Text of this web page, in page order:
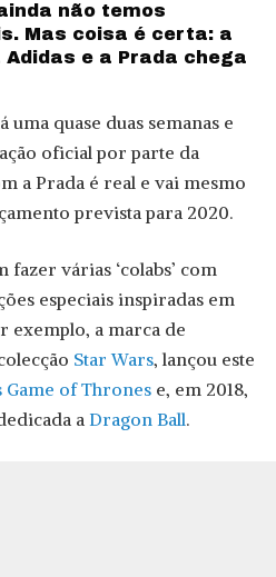
não temos
Mas coisa é certa: a
e a Prada chega
quase duas semanas e
oficial por parte da
a Prada é real e vai mesmo
prevista para 2020.
fazer várias ‘colabs’ com
especiais inspiradas em
exemplo, a marca de
Star Wars, lançou este
Game of Thrones e, em 2018,
a Dragon Ball.